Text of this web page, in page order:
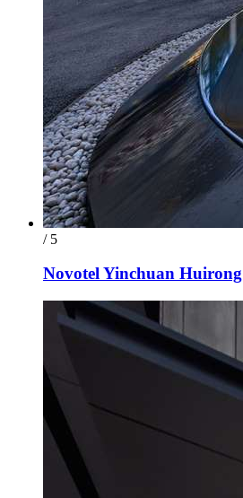
/ 5
Novotel Yinchuan Huirong